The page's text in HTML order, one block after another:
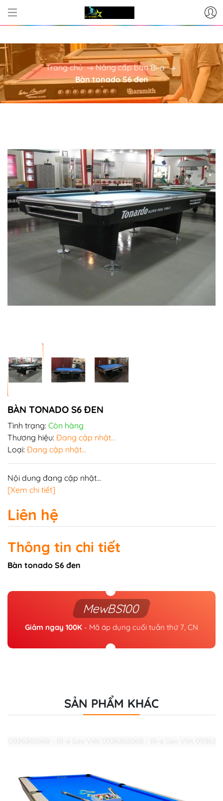
CƠ SỞ CUNG CẤP BÀN BI-A
Trang chủ
Nâng cấp bàn Bi-a
Bàn tonado S6 đen
BÀN TONADO S6 ĐEN
Tình trạng: Còn hàng
Thương hiệu: Đang cập nhật...
Loại: Đang cập nhật...
Nội dung đang cập nhật...
[Xem chi tiết]
Liên hệ
Thông tin chi tiết
Bàn tonado S6 đen
MewBS100
Giảm ngay 100K - Mã áp dụng cuối tuần thứ 7, CN
SẢN PHẨM KHÁC